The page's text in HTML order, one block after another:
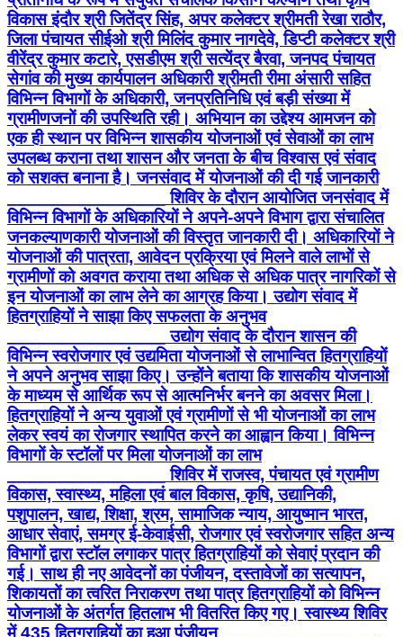
विकास इंदौर श्री जितेंद्र सिंह, अपर कलेक्टर श्रीमती रेखा राठौर,
जिला पंचायत सीईओ श्री मिलिंद कुमार नागदेवे, डिप्टी कलेक्टर श्री
वीरेंद्र कुमार कटारे, एसडीएम श्री सत्येंद्र बैरवा, जनपद पंचायत
सेगांव की मुख्य कार्यपालन अधिकारी श्रीमती रीमा अंसारी सहित
विभिन्न विभागों के अधिकारी, जनप्रतिनिधि एवं बड़ी संख्या में
ग्रामीणजनों की उपस्थिति रही। अभियान का उद्देश्य आमजन को
एक ही स्थान पर विभिन्न शासकीय योजनाओं एवं सेवाओं का लाभ
उपलब्ध कराना तथा शासन और जनता के बीच विश्वास एवं संवाद
को सशक्त बनाना है। जनसंवाद में योजनाओं की दी गई जानकारी
________________ शिविर के दौरान आयोजित जनसंवाद में
विभिन्न विभागों के अधिकारियों ने अपने-अपने विभाग द्वारा संचालित
जनकल्याणकारी योजनाओं की विस्तृत जानकारी दी। अधिकारियों ने
योजनाओं की पात्रता, आवेदन प्रक्रिया एवं मिलने वाले लाभों से
ग्रामीणों को अवगत कराया तथा अधिक से अधिक पात्र नागरिकों से
इन योजनाओं का लाभ लेने का आग्रह किया। उद्योग संवाद में
हितग्राहियों ने साझा किए सफलता के अनुभव
________________ उद्योग संवाद के दौरान शासन की
विभिन्न स्वरोजगार एवं उद्यमिता योजनाओं से लाभान्वित हितग्राहियों
ने अपने अनुभव साझा किए। उन्होंने बताया कि शासकीय योजनाओं
के माध्यम से आर्थिक रूप से आत्मनिर्भर बनने का अवसर मिला।
हितग्राहियों ने अन्य युवाओं एवं ग्रामीणों से भी योजनाओं का लाभ
लेकर स्वयं का रोजगार स्थापित करने का आह्वान किया। विभिन्न
विभागों के स्टॉलों पर मिला योजनाओं का लाभ
________________ शिविर में राजस्व, पंचायत एवं ग्रामीण
विकास, स्वास्थ्य, महिला एवं बाल विकास, कृषि, उद्यानिकी,
पशुपालन, खाद्य, शिक्षा, श्रम, सामाजिक न्याय, आयुष्मान भारत,
आधार सेवाएं, समग्र ई-केवाईसी, रोजगार एवं स्वरोजगार सहित अन्य
विभागों द्वारा स्टॉल लगाकर पात्र हितग्राहियों को सेवाएं प्रदान की
गई। साथ ही नए आवेदनों का पंजीयन, दस्तावेजों का सत्यापन,
शिकायतों का त्वरित निराकरण तथा पात्र हितग्राहियों को विभिन्न
योजनाओं के अंतर्गत हितलाभ भी वितरित किए गए। स्वास्थ्य शिविर
में 435 हितग्राहियों का हुआ पंजीयन ________________